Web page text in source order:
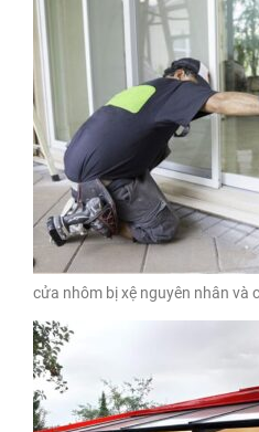
cửa nhôm bị xệ nguyên nhân và